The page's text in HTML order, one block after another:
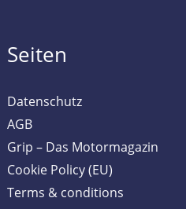
Seiten
Datenschutz
AGB
Grip – Das Motormagazin
Cookie Policy (EU)
Terms & conditions